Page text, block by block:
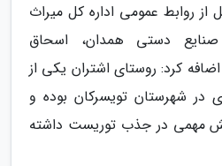
از روابط عمومی اداره کل میراث
دستی همدان، اسحاق
اضافه کرد: روستای اشتران یکی از
شهرستان تویسرکان بوده و
مهمی در جذب توریست داشته